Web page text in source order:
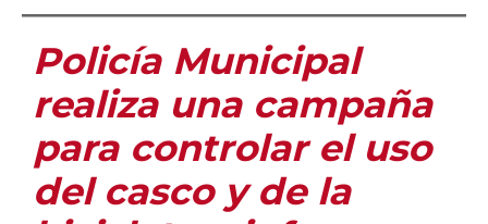
Policía Municipal
realiza una campaña
para controlar el uso
del casco y de la